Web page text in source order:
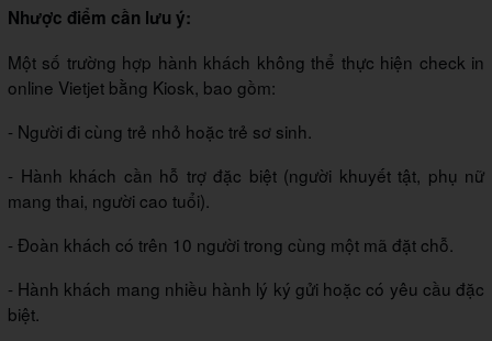
Nhược điểm cần lưu ý:
Một số trường hợp hành khách không thể thực hiện check in
online Vietjet bằng Kiosk, bao gồm:
- Người đi cùng trẻ nhỏ hoặc trẻ sơ sinh.
- Hành khách cần hỗ trợ đặc biệt (người khuyết tật, phụ nữ
mang thai, người cao tuổi).
- Đoàn khách có trên 10 người trong cùng một mã đặt chỗ.
- Hành khách mang nhiều hành lý ký gửi hoặc có yêu cầu đặc
biệt.